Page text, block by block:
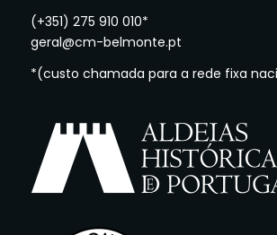
(+351) 275 910 010*
geral@cm-belmonte.pt
*(custo chamada para a rede fixa